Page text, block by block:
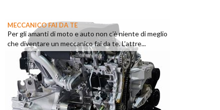
MECCANICO FAI DA TE
Per gli amanti di moto e auto non c’è niente di meglio
che diventare un meccanico fai da te. L’attre...